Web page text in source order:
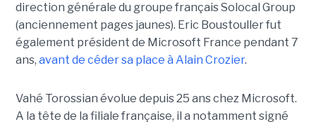
direction générale du groupe français Solocal Group
(anciennement pages jaunes). Eric Boustouller fut
également président de Microsoft France pendant 7
ans, avant de céder sa place à Alain Crozier.
Vahé Torossian évolue depuis 25 ans chez Microsoft.
A la tête de la filiale française, il a notamment signé